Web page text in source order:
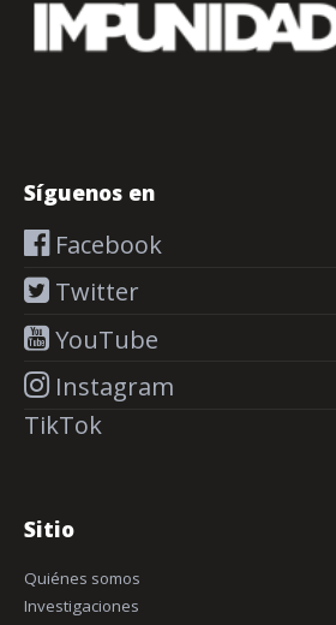
Síguenos en
Facebook
Twitter
YouTube
Instagram
TikTok
Sitio
Quiénes somos
Investigaciones